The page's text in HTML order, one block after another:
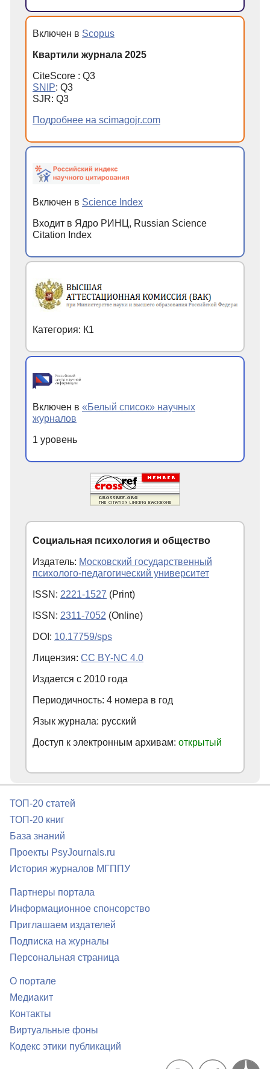
Включен в Scopus
Квартили журнала 2025
CiteScore : Q3
SNIP: Q3
SJR: Q3
Подробнее на scimagojr.com
Включен в Science Index
Входит в Ядро РИНЦ, Russian Science
Citation Index
Категория: К1
Включен в «Белый список» научных
журналов
1 уровень
Социальная психология и общество
Издатель: Московский государственный
психолого-педагогический университет
ISSN: 2221-1527 (Print)
ISSN: 2311-7052 (Online)
DOI: 10.17759/sps
Лицензия: CC BY-NC 4.0
Издается с 2010 года
Периодичность: 4 номера в год
Язык журнала: русский
Доступ к электронным архивам: открытый
ТОП-20 статей
ТОП-20 книг
База знаний
Проекты PsyJournals.ru
История журналов МГППУ
Партнеры портала
Информационное спонсорство
Приглашаем издателей
Подписка на журналы
Персональная страница
О портале
Медиакит
Контакты
Виртуальные фоны
Кодекс этики публикаций